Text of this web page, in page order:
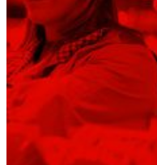
Inicio
Quen somos
Somos